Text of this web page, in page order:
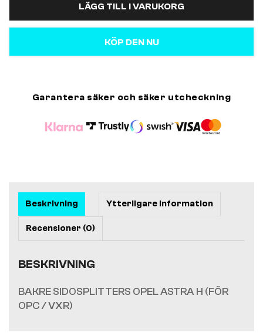
LÄGG TILL I VARUKORG
KÖP DEN NU
Garantera säker och säker utcheckning
Beskrivning Ytterligare information
Recensioner (0)
BESKRIVNING
BAKRE SIDOSPLITTERS OPEL ASTRA H (FÖR
OPC / VXR)